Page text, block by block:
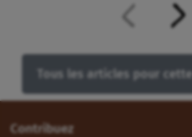
Tous les articles pour
Contribuez